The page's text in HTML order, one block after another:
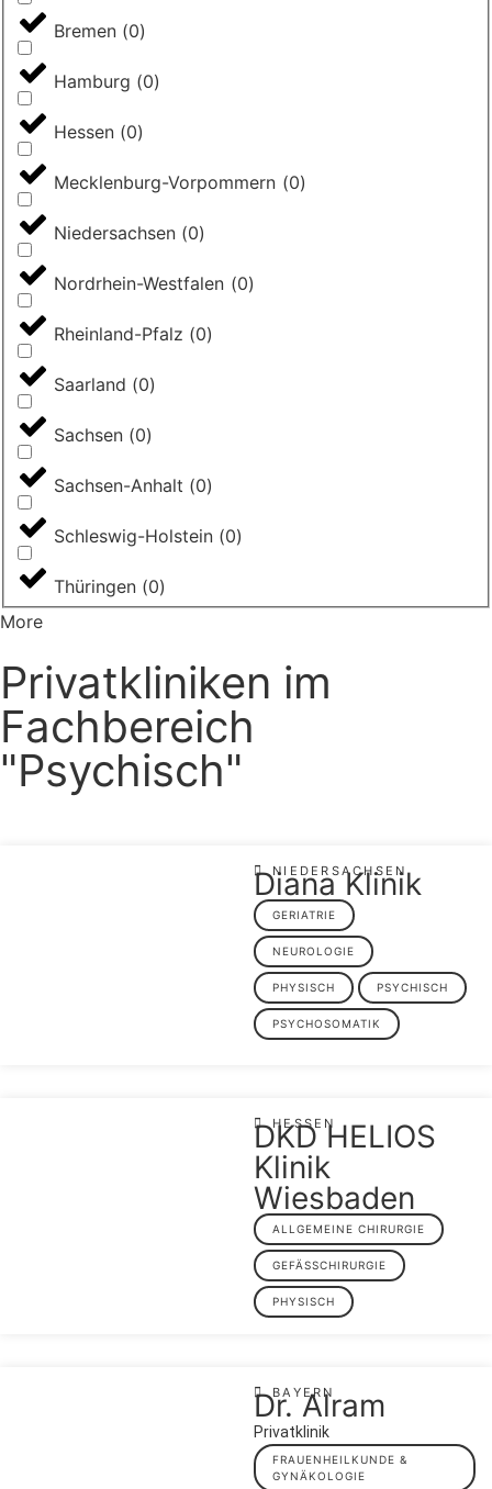
Bremen (0)
Hamburg (0)
Hessen (0)
Mecklenburg-Vorpommern (0)
Niedersachsen (0)
Nordrhein-Westfalen (0)
Rheinland-Pfalz (0)
Saarland (0)
Sachsen (0)
Sachsen-Anhalt (0)
Schleswig-Holstein (0)
Thüringen (0)
More
Privatkliniken im
Fachbereich
"Psychisch"
NIEDERSACHSEN
Diana Klinik
GERIATRIE
NEUROLOGIE
PHYSISCH PSYCHISCH
PSYCHOSOMATIK
HESSEN
DKD HELIOS
Klinik
Wiesbaden
ALLGEMEINE CHIRURGIE
GEFÄSSCHIRURGIE
PHYSISCH
BAYERN
Dr. Alram
Privatklinik
FRAUENHEILKUNDE &
GYNÄKOLOGIE